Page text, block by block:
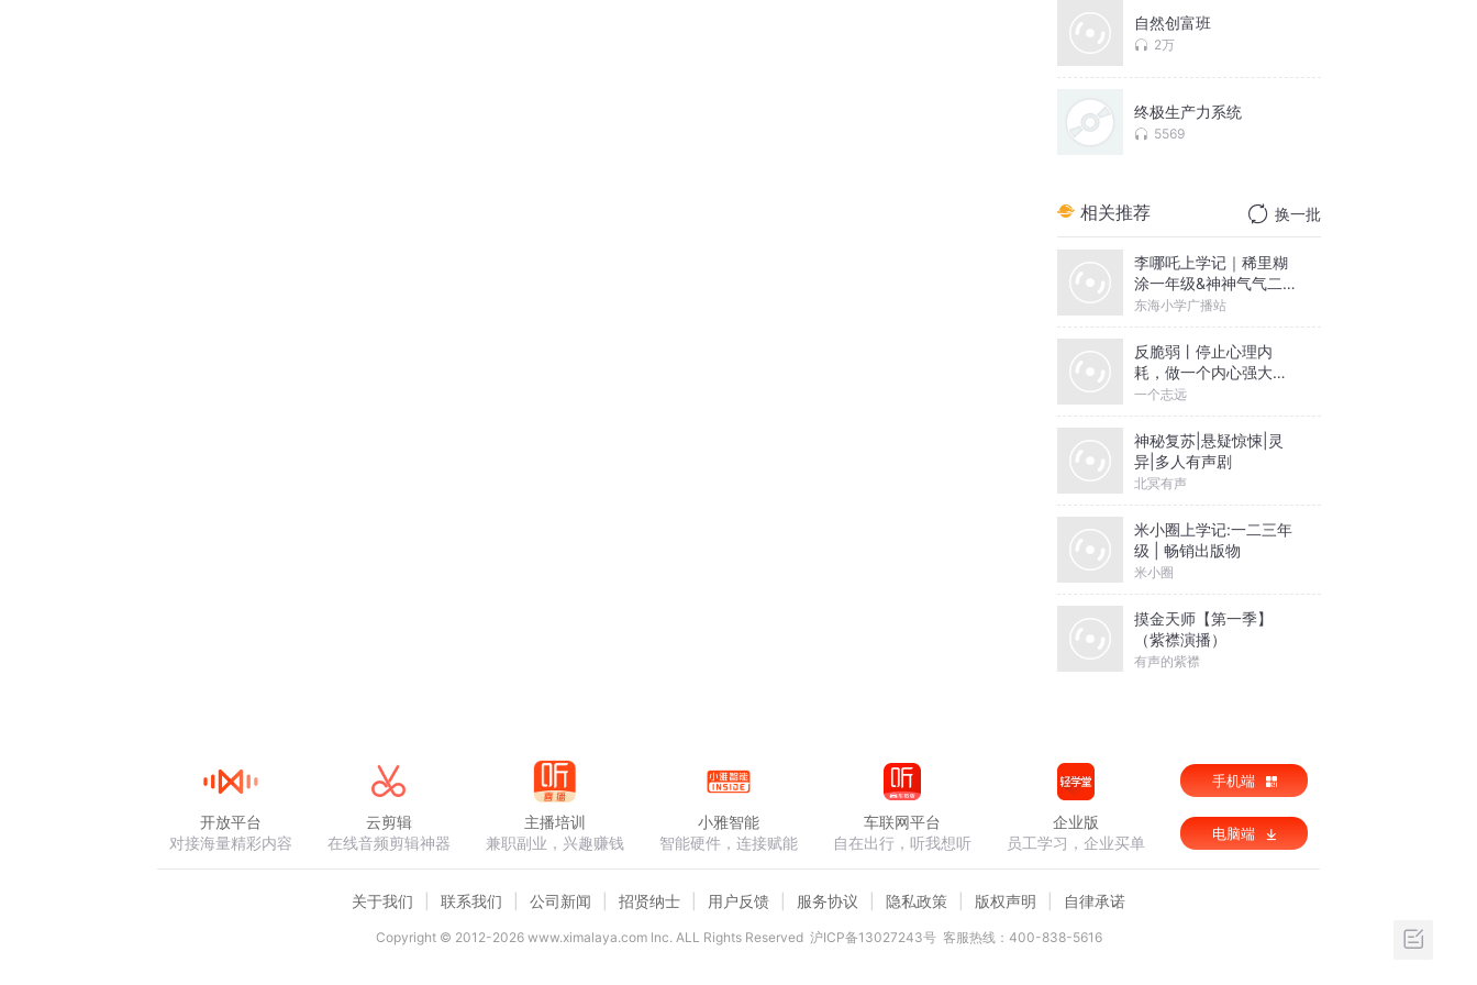
自然创富班
2万
终极生产力系统
5569
相关推荐 换一批
李哪吒上学记｜稀里糊
涂一年级&神神气气二年
级
东海小学广播站
反脆弱丨停止心理内
耗，做一个内心强大的
人丨一个志远演播
一个志远
神秘复苏|悬疑惊悚|灵
异|多人有声剧
北冥有声
米小圈上学记:一二三年
级 | 畅销出版物
米小圈
摸金天师【第一季】
（紫襟演播）
有声的紫襟
开放平台
对接海量精彩内容
云剪辑
在线音频剪辑神器
主播培训
兼职副业，兴趣赚钱
小雅智能
智能硬件，连接赋能
车联网平台
自在出行，听我想听
企业版
员工学习，企业买单
手机端
电脑端
关于我们 联系我们 公司新闻 招贤纳士 用户反馈 服务协议 隐私政策 版权声明 自律承诺
Copyright © 2012-2026www.ximalaya.com lnc. ALL Rights Reserved 沪ICP备13027243号 客服热线：400-838-5616